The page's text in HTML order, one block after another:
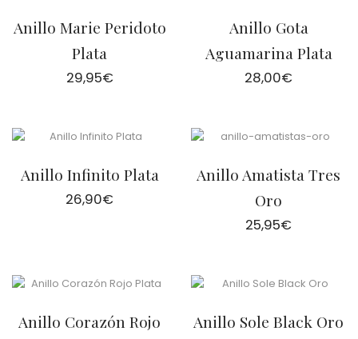
Anillo Marie Peridoto
Plata
29,95€
Anillo Gota
Aguamarina Plata
28,00€
Anillo Infinito Plata
26,90€
Anillo Amatista Tres
Oro
25,95€
Anillo Corazón Rojo
Anillo Sole Black Oro